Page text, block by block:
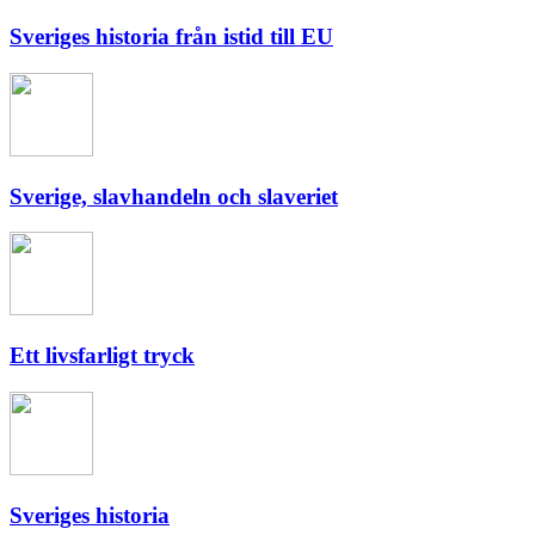
Sveriges historia från istid till EU
Sverige, slavhandeln och slaveriet
Ett livsfarligt tryck
Sveriges historia